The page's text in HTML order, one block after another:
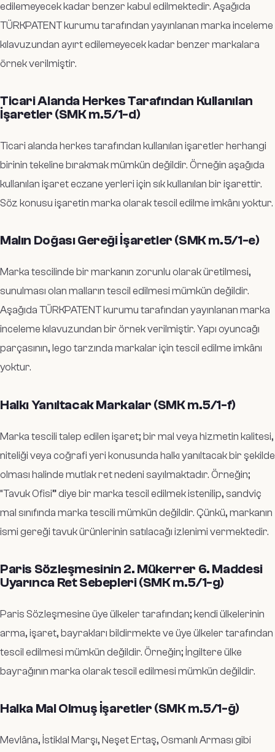
edilemeyecek kadar benzer kabul edilmektedir. Aşağıda
TÜRKPATENT kurumu tarafından yayınlanan marka inceleme
kılavuzundan ayırt edilemeyecek kadar benzer markalara
örnek verilmiştir.
Ticari Alanda Herkes Tarafından Kullanılan
İşaretler (SMK m.5/1-d)
Ticari alanda herkes tarafından kullanılan işaretler herhangi
birinin tekeline bırakmak mümkün değildir. Örneğin aşağıda
kullanılan işaret eczane yerleri için sık kullanılan bir işarettir.
Söz konusu işaretin marka olarak tescil edilme imkânı yoktur.
Malın Doğası Gereği İşaretler (SMK m.5/1-e)
Marka tescilinde bir markanın zorunlu olarak üretilmesi,
sunulması olan malların tescil edilmesi mümkün değildir.
Aşağıda TÜRKPATENT kurumu tarafından yayınlanan marka
inceleme kılavuzundan bir örnek verilmiştir. Yapı oyuncağı
parçasının, lego tarzında markalar için tescil edilme imkânı
yoktur.
Halkı Yanıltacak Markalar (SMK m.5/1-f)
Marka tescili talep edilen işaret; bir mal veya hizmetin kalitesi,
niteliği veya coğrafi yeri konusunda halkı yanıltacak bir şekilde
olması halinde mutlak ret nedeni sayılmaktadır. Örneğin;
“Tavuk Ofisi” diye bir marka tescil edilmek istenilip, sandviç
mal sınıfında marka tescili mümkün değildir. Çünkü, markanın
ismi gereği tavuk ürünlerinin satılacağı izlenimi vermektedir.
Paris Sözleşmesinin 2. Mükerrer 6. Maddesi
Uyarınca Ret Sebepleri (SMK m.5/1-g)
Paris Sözleşmesine üye ülkeler tarafından; kendi ülkelerinin
arma, işaret, bayrakları bildirmekte ve üye ülkeler tarafından
tescil edilmesi mümkün değildir. Örneğin; İngiltere ülke
bayrağının marka olarak tescil edilmesi mümkün değildir.
Halka Mal Olmuş İşaretler (SMK m.5/1-ğ)
Mevlâna, İstiklal Marşı, Neşet Ertaş, Osmanlı Arması gibi